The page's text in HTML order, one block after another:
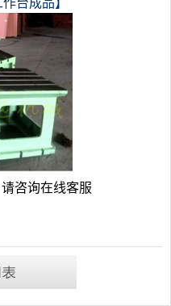
台成品】
咨询在线客服